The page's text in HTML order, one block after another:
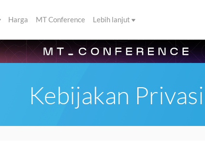
Harga MT Conference Lebih lanjut
Kebijakan Privasi